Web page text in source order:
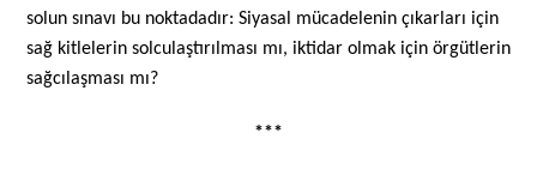
solun sınavı bu noktadadır: Siyasal mücadelenin çıkarları için
sağ kitlelerin solculaştırılması mı, iktidar olmak için örgütlerin
sağcılaşması mı?
***